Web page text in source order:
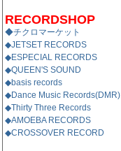
RECORDSHOP
◆チクロマーケット
◆JETSET RECORDS
◆ESPECIAL RECORDS
◆QUEEN'S SOUND
◆basis records
◆Dance Music Records(DMR)
◆Thirty Three Records
◆AMOEBA RECORDS
◆CROSSOVER RECORD